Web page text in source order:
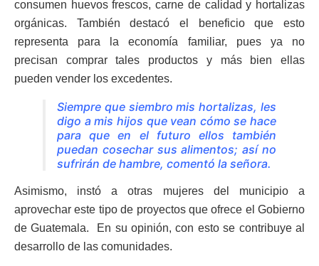
consumen huevos frescos, carne de calidad y hortalizas
orgánicas. También destacó el beneficio que esto
representa para la economía familiar, pues ya no
precisan comprar tales productos y más bien ellas
pueden vender los excedentes.
Siempre que siembro mis hortalizas, les
digo a mis hijos que vean cómo se hace
para que en el futuro ellos también
puedan cosechar sus alimentos; así no
sufrirán de hambre, comentó la señora.
Asimismo, instó a otras mujeres del municipio a
aprovechar este tipo de proyectos que ofrece el Gobierno
de Guatemala. En su opinión, con esto se contribuye al
desarrollo de las comunidades.